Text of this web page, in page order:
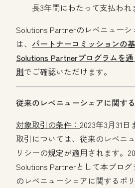
長3年間にわたって支払われ
Solutions Partnerのレベニュー
は、 パートナーコミッションの
Solutions Partnerプログラムを
則でご確認いただけます。
従来のレベニューシェアに関す
対象取引の条件： 2023年3月31
取引については、従来のレベニ
リシーの規定が適用されます。
Solutions Partnerとして本プロ
のレベニューシェアに関するポ